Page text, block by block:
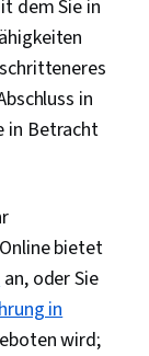
dem Sie in
in
in Betracht
bietet
an, oder Sie
in
wird;